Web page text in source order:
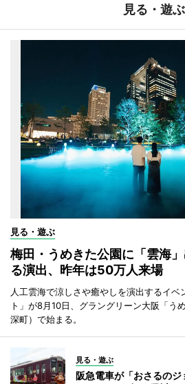
見る・遊ぶ
見る・遊ぶ
梅田・うめきた公園に「雲海
る演出、昨年は50万人来場
人工雲海で涼しさや癒やしを演出するイ
ト」が8月10日、グラングリーン大阪「う
深町）で始まる。
見る・遊ぶ
阪急電車が「おさるの